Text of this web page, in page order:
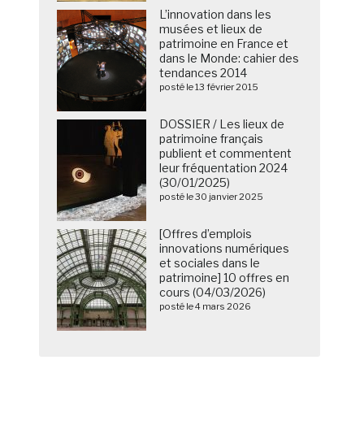
L’innovation dans les
musées et lieux de
patrimoine en France et
dans le Monde: cahier des
tendances 2014
posté le 13 février 2015
DOSSIER / Les lieux de
patrimoine français
publient et commentent
leur fréquentation 2024
(30/01/2025)
posté le 30 janvier 2025
[Offres d’emplois
innovations numériques
et sociales dans le
patrimoine] 10 offres en
cours (04/03/2026)
posté le 4 mars 2026